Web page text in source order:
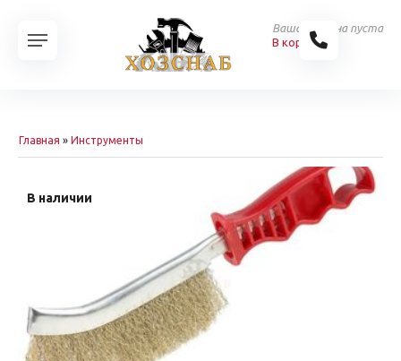
Ваша корзина пуста
В корзину
Главная » Инструменты
В наличии